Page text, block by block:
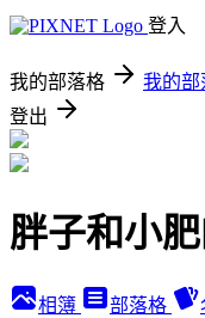
登入
我的部落格 我的部
登出
胖子和小
相簿 部落格